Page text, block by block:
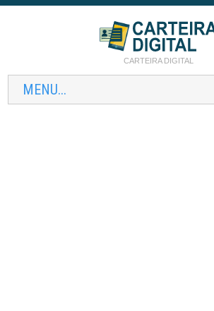
CARTEIRA DIGITAL
MENU...